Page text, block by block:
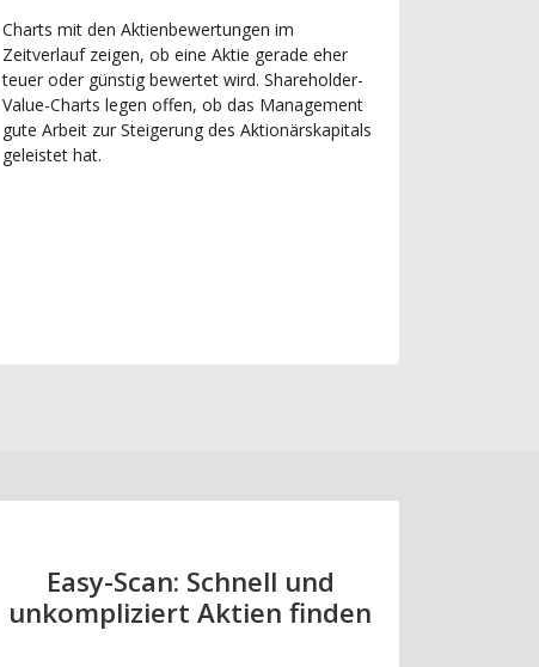
Charts mit den Aktienbewertungen im
Zeitverlauf zeigen, ob eine Aktie gerade eher
teuer oder günstig bewertet wird. Shareholder-
Value-Charts legen offen, ob das Management
gute Arbeit zur Steigerung des Aktionärskapitals
geleistet hat.
Easy-Scan: Schnell und
unkompliziert Aktien finden